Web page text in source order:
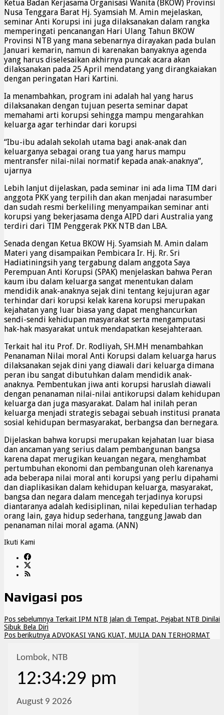
Ketua Badan Kerjasama Organisasi Wanita (BKOW) Provinsi
Nusa Tenggara Barat Hj. Syamsiah M. Amin mejelaskan,
seminar Anti Korupsi ini juga dilaksanakan dalam rangka
memperingati pencanangan Hari Ulang Tahun BKOW
Provinsi NTB yang mana sebenarnya dirayakan pada bulan
Januari kemarin, namun di karenakan banyaknya agenda
yang harus diselesaikan akhirnya puncak acara akan
dilaksanakan pada 25 April mendatang yang dirangkaiakan
dengan peringatan Hari Kartini.
Ia menambahkan, program ini adalah hal yang harus
dilaksanakan dengan tujuan peserta seminar dapat
memahami arti korupsi sehingga mampu mengarahkan
keluarga agar terhindar dari korupsi
“Ibu-ibu adalah sekolah utama bagi anak-anak dan
keluarganya sebagai orang tua yang harus mampu
mentransfer nilai-nilai normatif kepada anak-anaknya’’,
ujarnya
Lebih lanjut dijelaskan, pada seminar ini ada lima TIM dari
anggota PKK yang terpilih dan akan menjadai narasumber
dan sudah resmi berkeliling menyampaikan seminar anti
korupsi yang bekerjasama denga AIPD dari Australia yang
terdiri dari TIM Penggerak PKK NTB dan LBA.
Senada dengan Ketua BKOW Hj. Syamsiah M. Amin dalam
Materi yang disampaikan Pembicara Ir. Hj. Rr. Sri
Hadiatiningsih yang tergabung dalam anggota Saya
Perempuan Anti Korupsi (SPAK) menjelaskan bahwa Peran
kaum ibu dalam keluarga sangat menentukan dalam
mendidik anak-anaknya sejak dini tentang kejujuran agar
terhindar dari korupsi kelak karena korupsi merupakan
kejahatan yang luar biasa yang dapat menghancurkan
sendi-sendi kehidupan masyarakat serta mengamputasi
hak-hak masyarakat untuk mendapatkan kesejahteraan.
Terkait hal itu Prof. Dr. Rodliyah, SH.MH menambahkan
Penanaman Nilai moral Anti Korupsi dalam keluarga harus
dilaksanakan sejak dini yang diawali dari keluarga dimana
peran ibu sangat dibutuhkan dalam mendidik anak-
anaknya. Pembentukan jiwa anti korupsi haruslah diawali
dengan penanaman nilai-nilai antikorupsi dalam kehidupan
keluarga dan juga masyarakat. Dalam hal inilah peran
keluarga menjadi strategis sebagai sebuah institusi pranata
sosial kehidupan bermasyarakat, berbangsa dan bernegara.
Dijelaskan bahwa korupsi merupakan kejahatan luar biasa
dan ancaman yang serius dalam pembangunan bangsa
karena dapat merugikan keuangan negara, menghambat
pertumbuhan ekonomi dan pembangunan oleh karenanya
ada beberapa nilai moral anti korupsi yang perlu dipahami
dan diaplikasikan dalam kehidupan keluarga, masyarakat,
bangsa dan negara dalam mencegah terjadinya korupsi
diantaranya adalah kedisiplinan, nilai kepedulian terhadap
orang lain, gaya hidup sederhana, tanggung Jawab dan
penanaman nilai moral agama. (ANN)
Ikuti Kami
Navigasi pos
Pos sebelumnya Terkait IPM NTB Jalan di Tempat, Pejabat NTB Dinilai
Sibuk Bela Diri
Pos berikutnya ADVOKASI YANG KUAT, MULIA DAN TERHORMAT